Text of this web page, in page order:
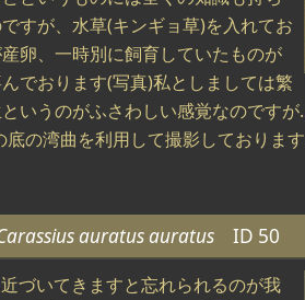
すが、水草(キンギョ草)を入れてお
卵、一時別に飼育していたものが
でおります(写真)私としましては繁
いうのがふさわしい感覚なのですが
の湾曲を利用して撮影しておりま
auratus auratus ID 50
づいてきますと忘れられるのが我